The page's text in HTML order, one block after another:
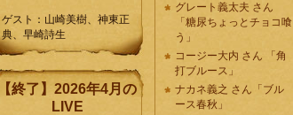
ゲスト：山崎美樹、神東正
典、早崎詩生
【終了】2026年4月の
LIVE
グレート義太夫 さん
「糖尿ちょっとチョコ喰
う」
コージー大内 さん 「角
打ブルース」
ナカネ義之 さん「ブル
ース春秋」